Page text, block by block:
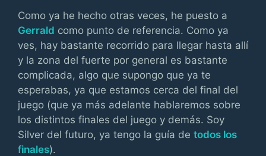
Como ya he hecho otras veces, he puesto a
Gerrald como punto de referencia. Como ya
ves, hay bastante recorrido para llegar hasta allí
y la zona del fuerte por general es bastante
complicada, algo que supongo que ya te
esperabas, ya que estamos cerca del final del
juego (que ya más adelante hablaremos sobre
los distintos finales del juego y demás. Soy
Silver del futuro, ya tengo la guía de todos los
finales).